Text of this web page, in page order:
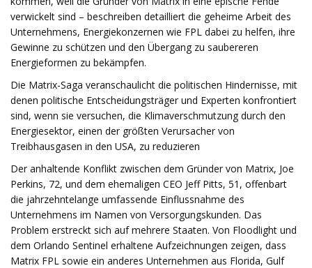
verwickelt sind – beschreiben detailliert die geheime Arbeit des
Unternehmens, Energiekonzernen wie FPL dabei zu helfen, ihre
Gewinne zu schützen und den Übergang zu saubereren
Energieformen zu bekämpfen.
Die Matrix-Saga veranschaulicht die politischen Hindernisse, mit
denen politische Entscheidungsträger und Experten konfrontiert
sind, wenn sie versuchen, die Klimaverschmutzung durch den
Energiesektor, einen der größten Verursacher von
Treibhausgasen in den USA, zu reduzieren
Der anhaltende Konflikt zwischen dem Gründer von Matrix, Joe
Perkins, 72, und dem ehemaligen CEO Jeff Pitts, 51, offenbart
die jahrzehntelange umfassende Einflussnahme des
Unternehmens im Namen von Versorgungskunden. Das
Problem erstreckt sich auf mehrere Staaten. Von Floodlight und
dem Orlando Sentinel erhaltene Aufzeichnungen zeigen, dass
Matrix FPL sowie ein anderes Unternehmen aus Florida, Gulf